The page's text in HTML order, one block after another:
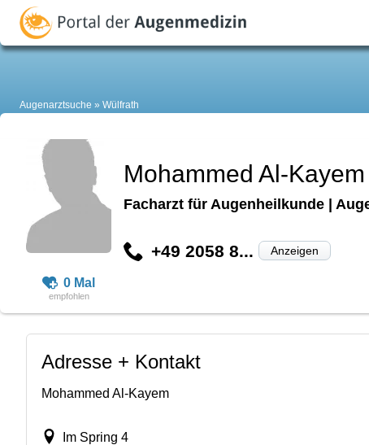
Augenarztsuche Wülfrath
0 Mal
Mohammed Al-Kayem
Facharzt für Augenheilkunde |
+49 2058 8... Anzeigen
Adresse + Kontakt
Mohammed Al-Kayem
Im Spring 4